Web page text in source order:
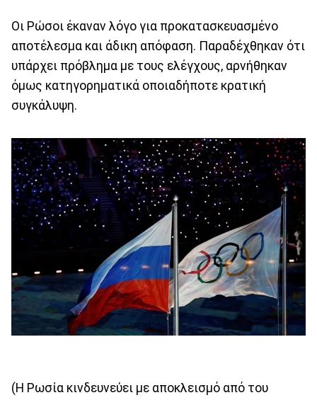
Οι Ρώσοι έκαναν λόγο για προκατασκευασμένο
αποτέλεσμα και άδικη απόφαση. Παραδέχθηκαν ότι
υπάρχει πρόβλημα με τους ελέγχους, αρνήθηκαν
όμως κατηγορηματικά οποιαδήποτε κρατική
συγκάλυψη.
(Η Ρωσία κινδευνεύει με αποκλεισμό από του